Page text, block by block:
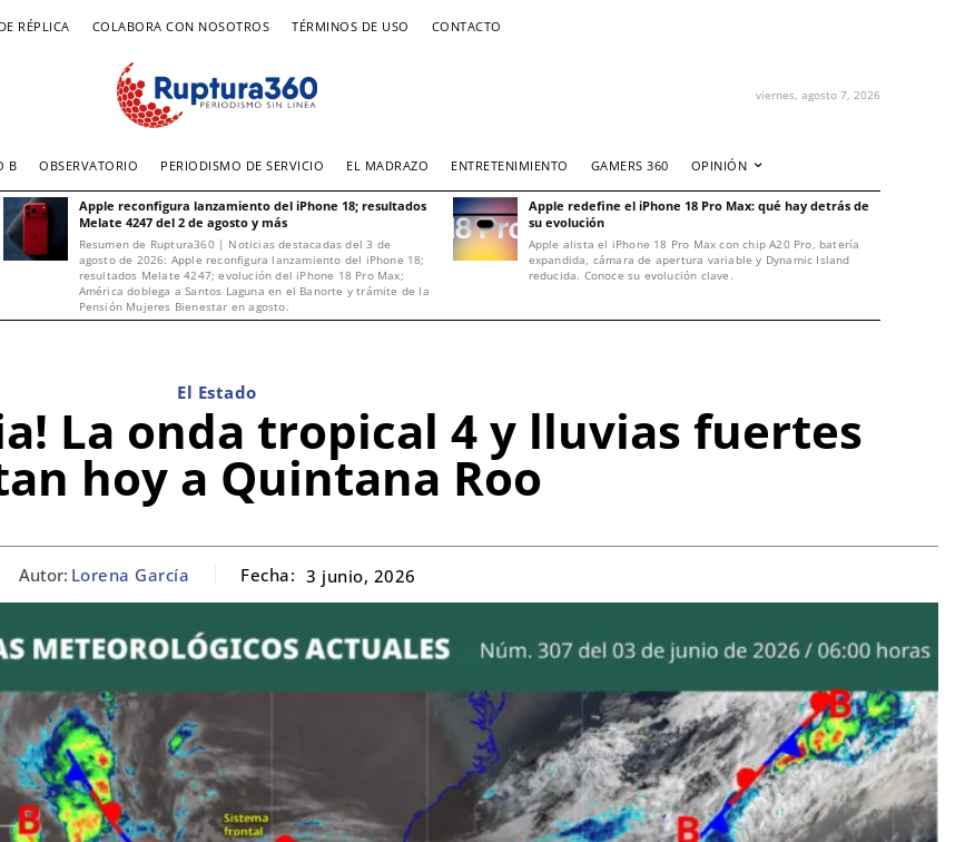
RÉPLICA COLABORA CON NOSOTROS TÉRMINOS DE USO CONTACTO
viernes, agosto 7, 2026
B OBSERVATORIO PERIODISMO DE SERVICIO EL MADRAZO ENTRETENIMIENTO GAMERS 360 OPINIÓN
Apple reconfigura lanzamiento del iPhone 18; resultados
Melate 4247 del 2 de agosto y más
Resumen de Ruptura360 | Noticias destacadas del 3 de
agosto de 2026: Apple reconfigura lanzamiento del iPhone 18;
resultados Melate 4247; evolución del iPhone 18 Pro Max;
América doblega a Santos Laguna en el Banorte y trámite de la
Pensión Mujeres Bienestar en agosto.
Apple redefine el iPhone 18 Pro Max: qué hay detrás de
su evolución
Apple alista el iPhone 18 Pro Max con chip A20 Pro, batería
expandida, cámara de apertura variable y Dynamic Island
reducida. Conoce su evolución clave.
El Estado
La onda tropical 4 y lluvias fuertes
hoy a Quintana Roo
Autor: Lorena García Fecha: 3 junio, 2026